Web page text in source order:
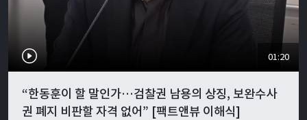
01:20
“한동훈이 할 말인가…검찰권 남용의 상징, 보완수사
권 폐지 비판할 자격 없어” [팩트앤뷰 이해식]